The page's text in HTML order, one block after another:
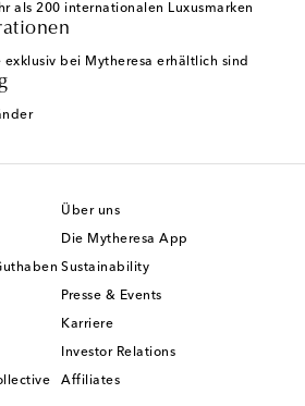
als 200 internationalen Luxusmarken
bei Mytheresa erhältlich sind
Über uns
Die Mytheresa App
Sustainability
Presse & Events
Karriere
Investor Relations
Affiliates